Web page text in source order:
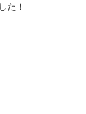
た！